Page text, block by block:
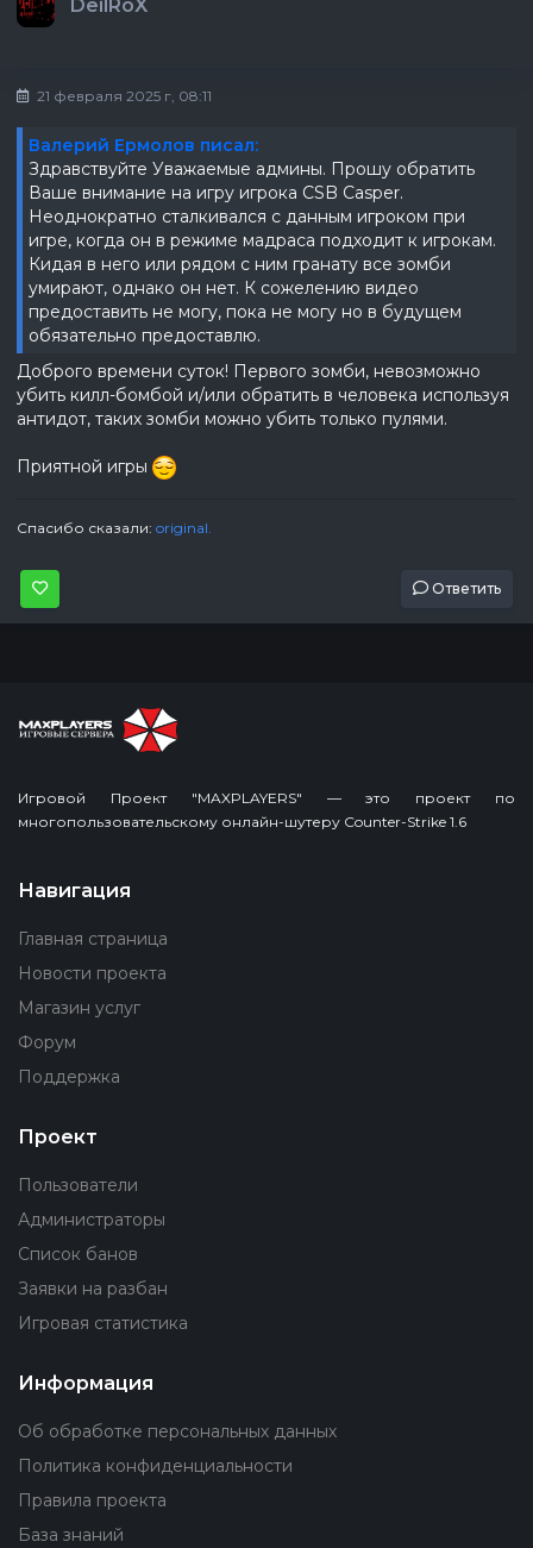
DeilRoX
21 февраля 2025 г, 08:11
Валерий Ермолов писал:
Здравствуйте Уважаемые админы. Прошу обратить
Ваше внимание на игру игрока CSB Casper.
Неоднократно сталкивался с данным игроком при
игре, когда он в режиме мадраса подходит к игрокам.
Кидая в него или рядом с ним гранату все зомби
умирают, однако он нет. К сожелению видео
предоставить не могу, пока не могу но в будущем
обязательно предоставлю.
Доброго времени суток! Первого зомби, невозможно
убить килл-бомбой и/или обратить в человека используя
антидот, таких зомби можно убить только пулями.
Приятной игры
Спасибо сказали: original.
Ответить
Игровой Проект "MAXPLAYERS" — это проект по
многопользовательскому онлайн-шутеру Counter-Strike 1.6
Навигация
Главная страница
Новости проекта
Магазин услуг
Форум
Поддержка
Проект
Пользователи
Администраторы
Список банов
Заявки на разбан
Игровая статистика
Информация
Об обработке персональных данных
Политика конфиденциальности
Правила проекта
База знаний